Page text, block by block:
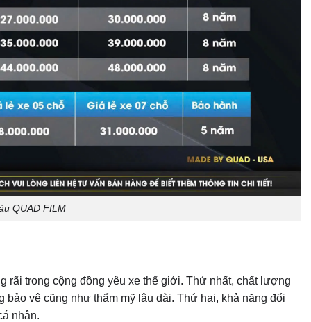
QUAD FILM
rãi trong cộng đồng yêu xe thế giới. Thứ nhất, chất lượng
vệ cũng như thẩm mỹ lâu dài. Thứ hai, khả năng đổi
nhân.